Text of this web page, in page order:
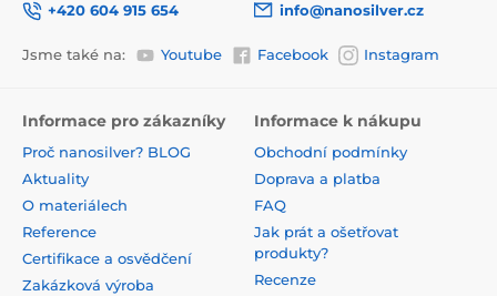
+420 604 915 654
info@nanosilver.cz
Jsme také na: Youtube Facebook Instagram
Informace pro zákazníky
Proč nanosilver? BLOG
Aktuality
O materiálech
Reference
Certifikace a osvědčení
Zakázková výroba
Informace k nákupu
Obchodní podmínky
Doprava a platba
FAQ
Jak prát a ošetřovat
produkty?
Recenze